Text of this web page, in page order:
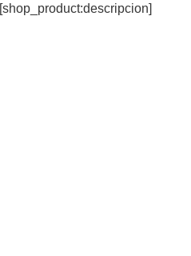
[shop_product:descripcion]